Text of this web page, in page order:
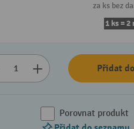
za ks bez
1 ks = 2
Přidat
Porovnat produkt